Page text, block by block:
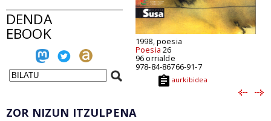
DENDA
EBOOK 1998, poesia
Poesia 26
96 orrialde
978-84-86766-91-7
aurkibidea
ZOR NIZUN ITZULPENA